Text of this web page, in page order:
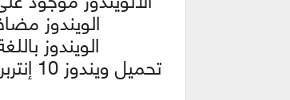
الويندوز
الويندوز